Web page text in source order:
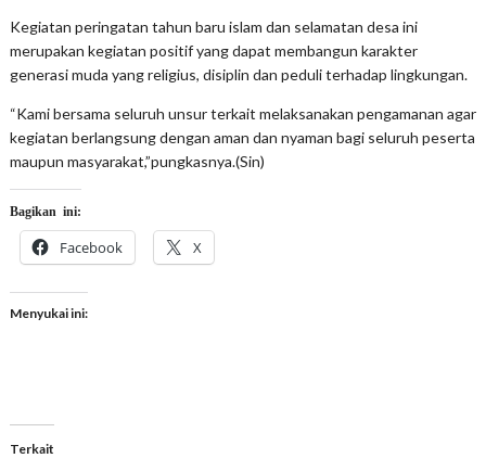
Kegiatan peringatan tahun baru islam dan selamatan desa ini
merupakan kegiatan positif yang dapat membangun karakter
generasi muda yang religius, disiplin dan peduli terhadap lingkungan.
“Kami bersama seluruh unsur terkait melaksanakan pengamanan agar
kegiatan berlangsung dengan aman dan nyaman bagi seluruh peserta
maupun masyarakat,”pungkasnya.(Sin)
Bagikan ini:
Facebook X
Menyukai ini:
Terkait